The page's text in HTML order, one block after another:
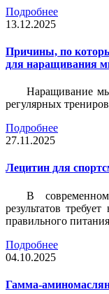
Подробнее
13.12.2025
Причины, по
для наращивания
Наращивание
регулярных
Подробнее
27.11.2025
Лецитин для
В
результатов
правильного питания
Подробнее
04.10.2025
Гамма-